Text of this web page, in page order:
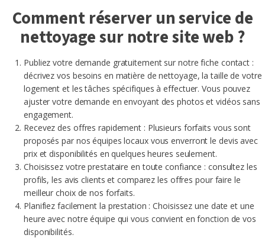
Comment réserver un service de
nettoyage sur notre site web ?
Publiez votre demande gratuitement sur notre fiche contact :
décrivez vos besoins en matière de nettoyage, la taille de votre
logement et les tâches spécifiques à effectuer. Vous pouvez
ajuster votre demande en envoyant des photos et vidéos sans
engagement.
Recevez des offres rapidement : Plusieurs forfaits vous sont
proposés par nos équipes locaux vous enverront le devis avec
prix et disponibilités en quelques heures seulement.
Choisissez votre prestataire en toute confiance : consultez les
profils, les avis clients et comparez les offres pour faire le
meilleur choix de nos forfaits.
Planifiez facilement la prestation : Choisissez une date et une
heure avec notre équipe qui vous convient en fonction de vos
disponibilités.